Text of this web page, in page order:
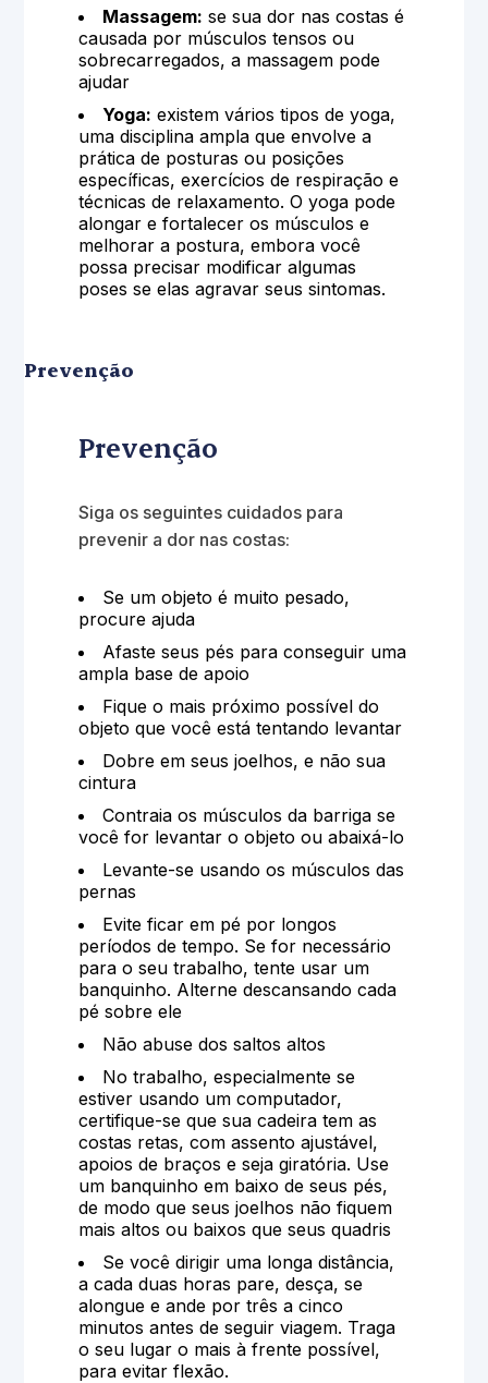
Massagem: se sua dor nas costas é
causada por músculos tensos ou
sobrecarregados, a massagem pode
ajudar
Yoga: existem vários tipos de yoga,
uma disciplina ampla que envolve a
prática de posturas ou posições
específicas, exercícios de respiração e
técnicas de relaxamento. O yoga pode
alongar e fortalecer os músculos e
melhorar a postura, embora você
possa precisar modificar algumas
poses se elas agravar seus sintomas.
Prevenção
Prevenção
Siga os seguintes cuidados para
prevenir a dor nas costas:
Se um objeto é muito pesado,
procure ajuda
Afaste seus pés para conseguir uma
ampla base de apoio
Fique o mais próximo possível do
objeto que você está tentando levantar
Dobre em seus joelhos, e não sua
cintura
Contraia os músculos da barriga se
você for levantar o objeto ou abaixá-lo
Levante-se usando os músculos das
pernas
Evite ficar em pé por longos
períodos de tempo. Se for necessário
para o seu trabalho, tente usar um
banquinho. Alterne descansando cada
pé sobre ele
Não abuse dos saltos altos
No trabalho, especialmente se
estiver usando um computador,
certifique-se que sua cadeira tem as
costas retas, com assento ajustável,
apoios de braços e seja giratória. Use
um banquinho em baixo de seus pés,
de modo que seus joelhos não fiquem
mais altos ou baixos que seus quadris
Se você dirigir uma longa distância,
a cada duas horas pare, desça, se
alongue e ande por três a cinco
minutos antes de seguir viagem. Traga
o seu lugar o mais à frente possível,
para evitar flexão.